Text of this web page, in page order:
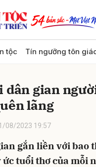
tộc Tín ngưỡng tôn
dân gian
lãng
08/2023 19:57
gắn liền với bao
ức tuổi thơ của mỗi
Hủy